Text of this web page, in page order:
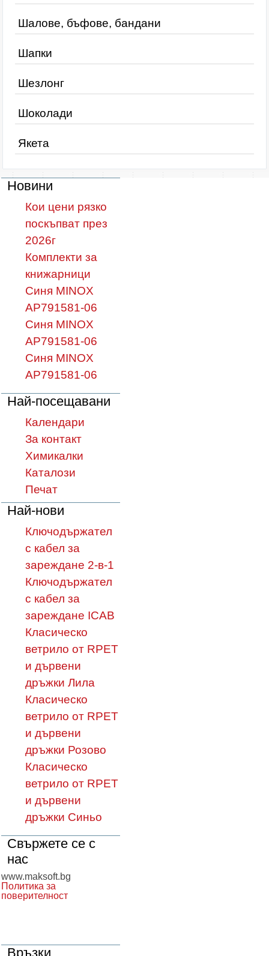
Шалове, бъфове, бандани
Шапки
Шезлонг
Шоколади
Якета
Новини
Кои цени рязко
поскъпват през
2026г
Комплекти за
книжарници
Синя MINOX
AP791581-06
Синя MINOX
AP791581-06
Синя MINOX
AP791581-06
Най-посещавани
Календари
За контакт
Химикалки
Каталози
Печат
Най-нови
Ключодържател
с кабел за
зареждане 2-в-1
Ключодържател
с кабел за
зареждане ICAB
Класическо
ветрило от RPET
и дървени
дръжки Лила
Класическо
ветрило от RPET
и дървени
дръжки Розово
Класическо
ветрило от RPET
и дървени
дръжки Синьо
Свържете се с
нас
www.maksoft.bg
Политика за
поверителност
Връзки